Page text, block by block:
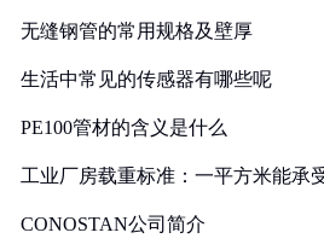
无缝钢管的常用规格及壁厚
生活中常见的传感器有哪些呢
PE100管材的含义是什么
工业厂房载重标准：一平方米能承
CONOSTAN公司简介